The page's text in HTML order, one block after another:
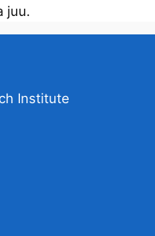
juu.
Institute